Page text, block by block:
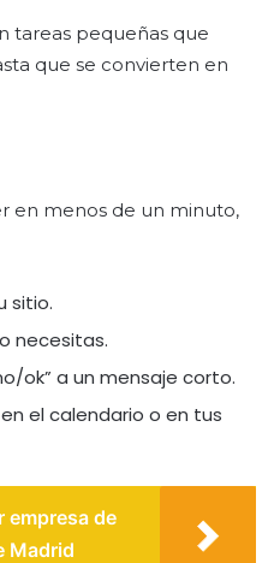
tareas pequeñas que
que se convierten en
en menos de un minuto,
sitio.
necesitas.
ok” a un mensaje corto.
el calendario o en tus
empresa de
Madrid